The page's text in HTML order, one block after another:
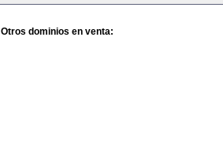
Otros dominios en venta: